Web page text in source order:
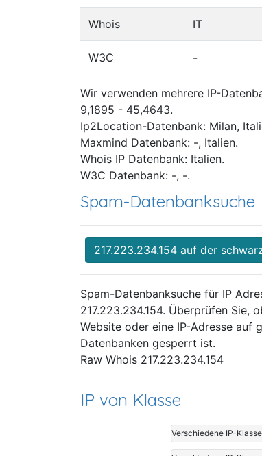
Whois IT
W3C -
Wir verwenden mehrere IP-
9,1895 - 45,4643.
Ip2Location-Datenbank: Milan,
Maxmind Datenbank: -, Italien.
Whois IP Datenbank: Italien.
W3C Datenbank: -, -.
Spam-Datenbanksuche
217.223.234.154 auf der
Spam-Datenbanksuche für IP
217.223.234.154. Überprüfen Sie,
Website oder eine IP-Adresse auf
Datenbanken gesperrt ist.
Raw Whois 217.223.234.154
IP von Klasse
Verschiedene IP-